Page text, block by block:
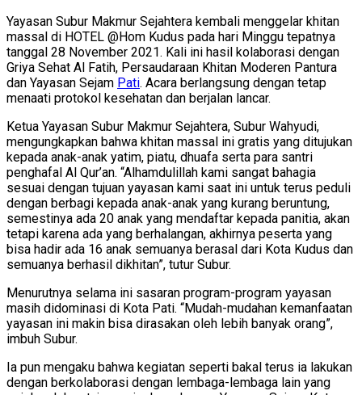
Yayasan Subur Makmur Sejahtera kembali menggelar khitan
massal di HOTEL @Hom Kudus pada hari Minggu tepatnya
tanggal 28 November 2021. Kali ini hasil kolaborasi dengan
Griya Sehat Al Fatih, Persaudaraan Khitan Moderen Pantura
dan Yayasan Sejam Pati. Acara berlangsung dengan tetap
menaati protokol kesehatan dan berjalan lancar.
Ketua Yayasan Subur Makmur Sejahtera, Subur Wahyudi,
mengungkapkan bahwa khitan massal ini gratis yang ditujukan
kepada anak-anak yatim, piatu, dhuafa serta para santri
penghafal Al Qur’an. “Alhamdulillah kami sangat bahagia
sesuai dengan tujuan yayasan kami saat ini untuk terus peduli
dengan berbagi kepada anak-anak yang kurang beruntung,
semestinya ada 20 anak yang mendaftar kepada panitia, akan
tetapi karena ada yang berhalangan, akhirnya peserta yang
bisa hadir ada 16 anak semuanya berasal dari Kota Kudus dan
semuanya berhasil dikhitan”, tutur Subur.
Menurutnya selama ini sasaran program-program yayasan
masih didominasi di Kota Pati. “Mudah-mudahan kemanfaatan
yayasan ini makin bisa dirasakan oleh lebih banyak orang”,
imbuh Subur.
Ia pun mengaku bahwa kegiatan seperti bakal terus ia lakukan
dengan berkolaborasi dengan lembaga-lembaga lain yang